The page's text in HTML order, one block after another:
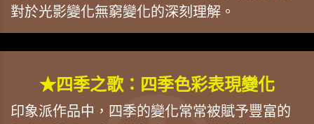
對於光影變化無窮變化的深刻理解。
★四季之歌：四季色彩表現變化
印象派作品中，四季的變化常常被賦予豐富的